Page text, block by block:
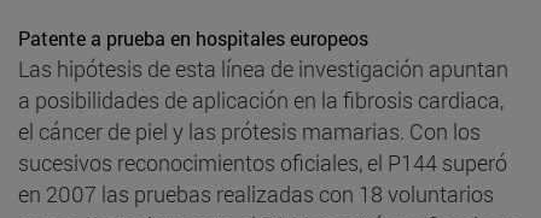
Patente a prueba en hospitales europeos
Las hipótesis de esta línea de investigación apuntan
a posibilidades de aplicación en la fibrosis cardiaca,
el cáncer de piel y las prótesis mamarias. Con los
sucesivos reconocimientos oficiales, el P144 superó
en 2007 las pruebas realizadas con 18 voluntarios